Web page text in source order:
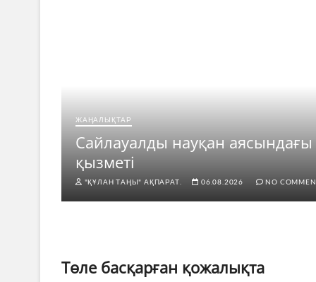
ЖАҢАЛЫҚТАР
Сайлауалды науқан
қызметі
"ҚҰЛАН ТАҢЫ" АҚПАРАТ. 06.08.2026 NO
Төле басқарған қожалықта